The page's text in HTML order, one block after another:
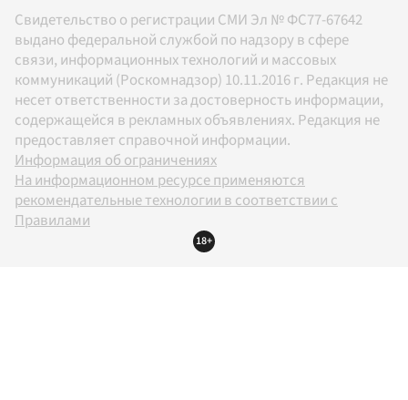
Свидетельство о регистрации СМИ Эл № ФС77-67642
выдано федеральной службой по надзору в сфере
связи, информационных технологий и массовых
коммуникаций (Роскомнадзор) 10.11.2016 г. Редакция не
несет ответственности за достоверность информации,
содержащейся в рекламных объявлениях. Редакция не
предоставляет справочной информации.
Информация об ограничениях
На информационном ресурсе применяются
рекомендательные технологии в соответствии с
Правилами
18+